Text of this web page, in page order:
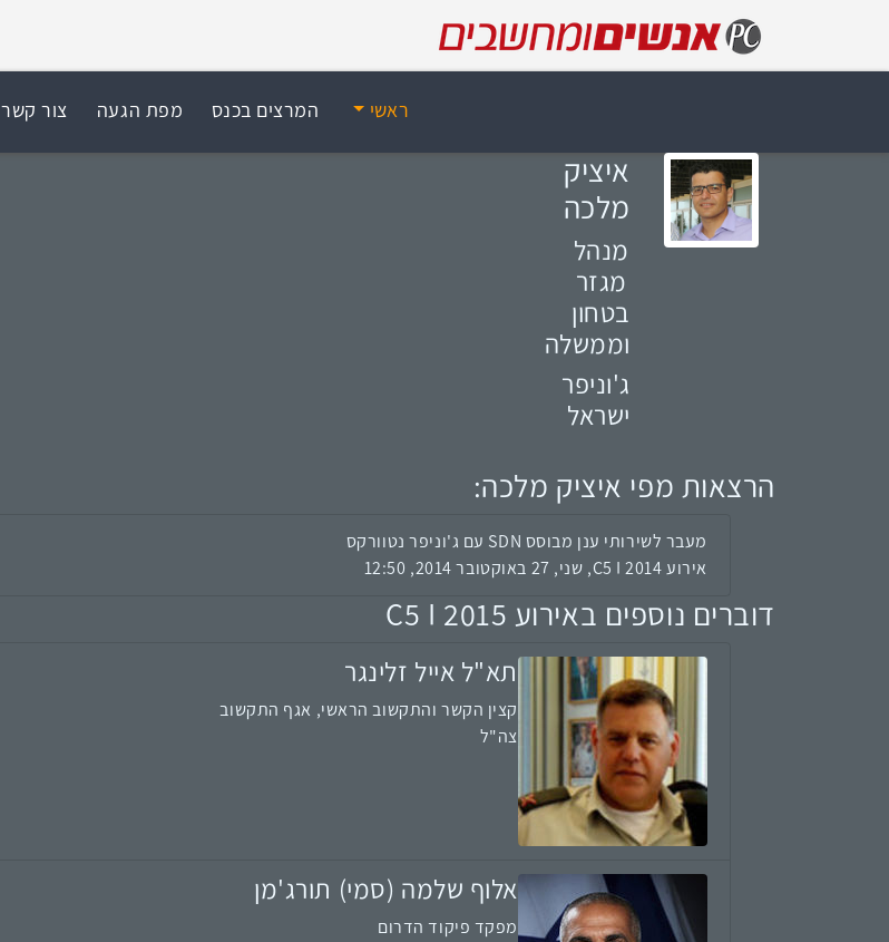
ראשי המרצים בכנס מפת הגעה צור קשר
איציק
מלכה
מנהל
מגזר
בטחון
וממשלה
ג'וניפר
ישראל
הרצאות מפי איציק מלכה:
מעבר לשירותי ענן מבוסס SDN עם ג'וניפר נטוורקס
אירוע C5 I 2014, שני, 27 באוקטובר 2014, 12:50
דוברים נוספים באירוע C5 I 2015
תא"ל אייל זלינגר
קצין הקשר והתקשוב הראשי, אגף התקשוב
צה"ל
אלוף שלמה (סמי) תורג'מן
מפקד פיקוד הדרום